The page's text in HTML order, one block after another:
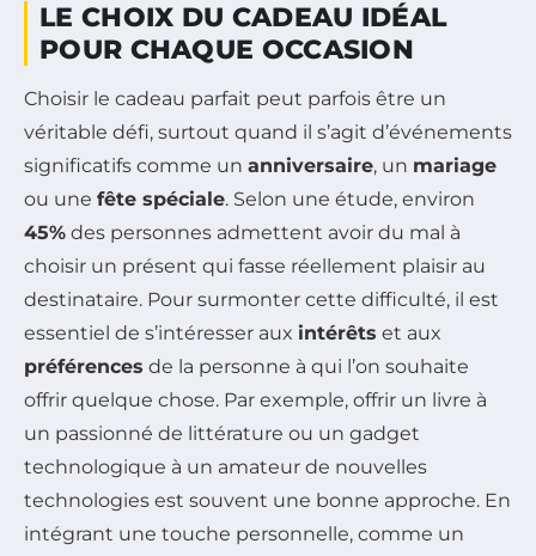
LE CHOIX DU CADEAU IDÉAL
POUR CHAQUE OCCASION
Choisir le cadeau parfait peut parfois être un
véritable défi, surtout quand il s’agit d’événements
significatifs comme un anniversaire, un mariage
ou une fête spéciale. Selon une étude, environ
45% des personnes admettent avoir du mal à
choisir un présent qui fasse réellement plaisir au
destinataire. Pour surmonter cette difficulté, il est
essentiel de s’intéresser aux intérêts et aux
préférences de la personne à qui l’on souhaite
offrir quelque chose. Par exemple, offrir un livre à
un passionné de littérature ou un gadget
technologique à un amateur de nouvelles
technologies est souvent une bonne approche. En
intégrant une touche personnelle, comme un